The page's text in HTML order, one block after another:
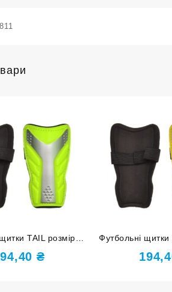
TAIL розмір S
green зелені
₴
Футбольні щитки
F602-M